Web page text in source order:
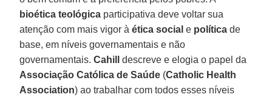
bioética teológica participativa deve voltar sua
atenção com mais vigor àética social e política de
base, em níveis governamentais e não
governamentais.Cahill
descreve e elogia o papel da
Associação Católica de Saúde (Catholic Health
Association) ao trabalhar com todos esses níveis